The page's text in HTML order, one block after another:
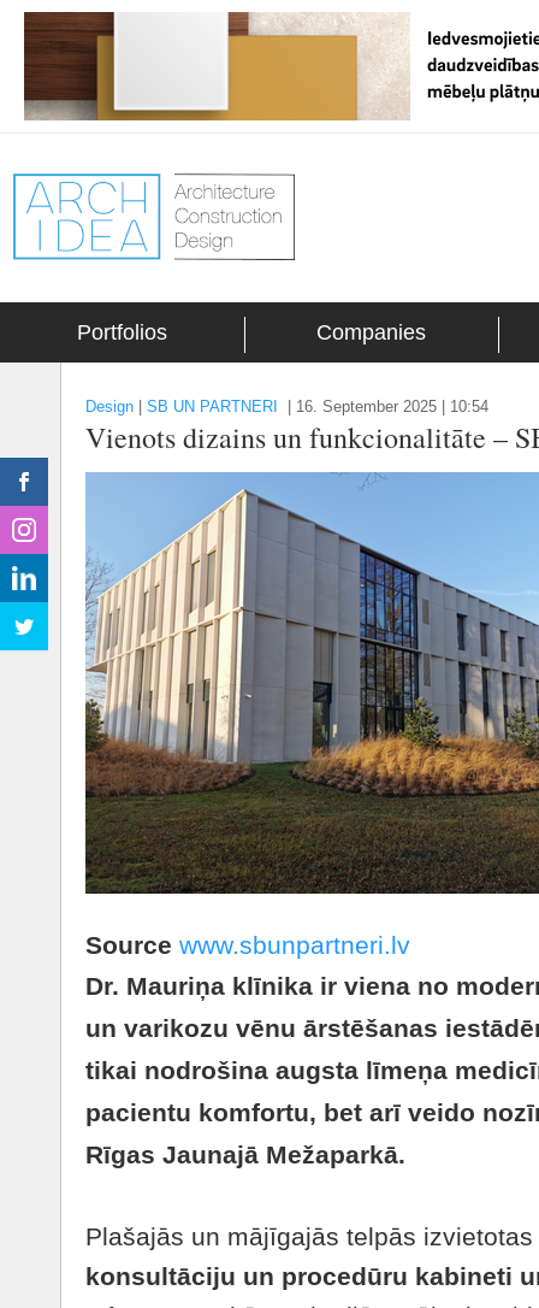
Portfolios Companies
Design SB UN PARTNERI 16. September 2025 | 10:54
Vienots dizains un funkcionalitāte –
Source www.sbunpartneri.lv
Dr. Mauriņa klīnika ir viena no
un varikozu vēnu ārstēšanas
tikai nodrošina augsta līmeņa
pacientu komfortu, bet arī veido
Rīgas Jaunajā Mežaparkā.
Plašajās un mājīgajās telpās izvietotas
konsultāciju un procedūru kabineti